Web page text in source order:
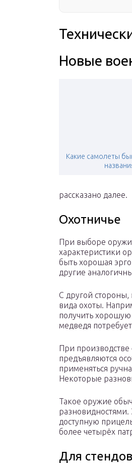
Новые
Какие самолеты
рассказано далее.
Охотничье
При выборе
характеристики
быть хорошая
другие
С другой
вида охоты.
получить
медведя
При
предъявляются
применяться
Некоторые
Такое оружие
разновидностями.
доступную
более четырёх
Для